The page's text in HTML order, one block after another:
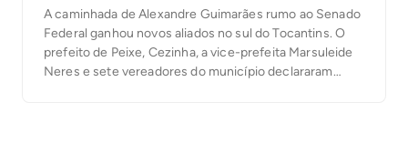
A caminhada de Alexandre Guimarães rumo ao Senado
Federal ganhou novos aliados no sul do Tocantins. O
prefeito de Peixe, Cezinha, a vice-prefeita Marsuleide
Neres e sete vereadores do município declararam